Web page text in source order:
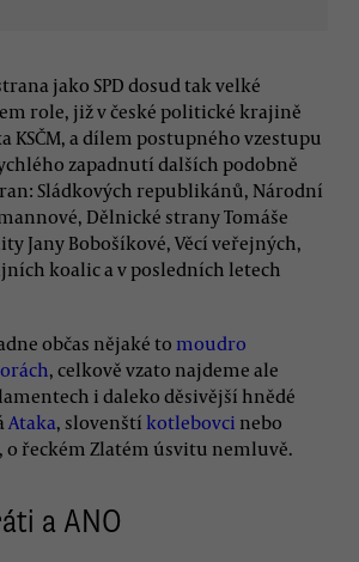
jako SPD dosud tak velké
role, již v české politické krajině
KSČM, a dílem postupného vzestupu
zapadnutí dalších podobně
Sládkových republikánů, Národní
Dělnické strany Tomáše
Jany Bobošíkové, Věcí veřejných,
koalic a v posledních letech
občas nějaké to moudro
, celkově vzato najdeme ale
i daleko děsivější hnědé
Ataka, slovenští kotlebovci nebo
o řeckém Zlatém úsvitu nemluvě.
a ANO